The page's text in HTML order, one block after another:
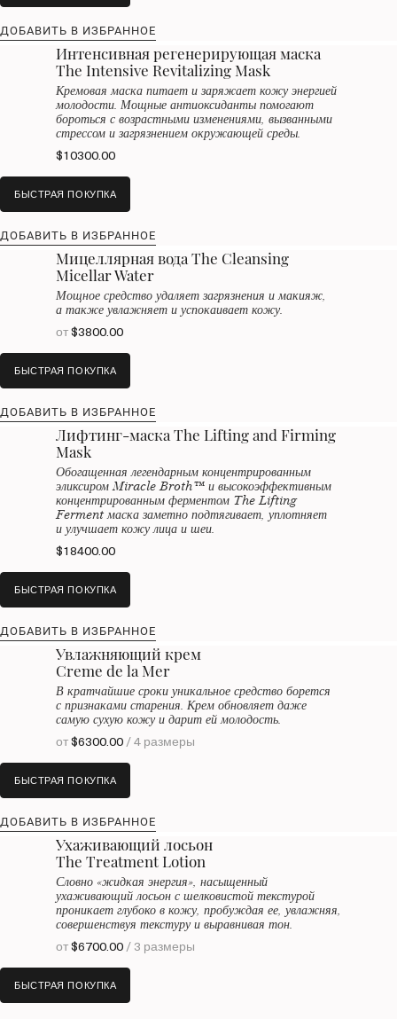
ДОБАВИТЬ В ИЗБРАННОЕ
Интенсивная регенерирующая маска
The Intensive Revitalizing Mask
Кремовая маска питает и заряжает кожу энергией
молодости. Мощные антиоксиданты помогают
бороться с возрастными изменениями, вызванными
стрессом и загрязнением окружающей среды.
$10300.00
БЫСТРАЯ ПОКУПКА
ДОБАВИТЬ В ИЗБРАННОЕ
Мицеллярная вода The Cleansing
Micellar Water
Мощное средство удаляет загрязнения и макияж,
а также увлажняет и успокаивает кожу.
от$3800.00
БЫСТРАЯ ПОКУПКА
ДОБАВИТЬ В ИЗБРАННОЕ
Лифтинг-маска The Lifting and Firming
Mask
Обогащенная легендарным концентрированным
эликсиром Miracle Broth™ и высокоэффективным
концентрированным ферментом The Lifting
Ferment маска заметно подтягивает, уплотняет
и улучшает кожу лица и шеи.
$18400.00
БЫСТРАЯ ПОКУПКА
ДОБАВИТЬ В ИЗБРАННОЕ
Увлажняющий крем
Creme de la Mer
В кратчайшие сроки уникальное средство борется
с признаками старения. Крем обновляет даже
самую сухую кожу и дарит ей молодость.
от$6300.00/ 4 размеры
БЫСТРАЯ ПОКУПКА
ДОБАВИТЬ В ИЗБРАННОЕ
Ухаживающий лосьон
The Treatment Lotion
Словно «жидкая энергия», насыщенный
ухаживающий лосьон с шелковистой текстурой
проникает глубоко в кожу, пробуждая ее, увлажняя,
совершенствуя текстуру и выравнивая тон.
от$6700.00/ 3 размеры
БЫСТРАЯ ПОКУПКА